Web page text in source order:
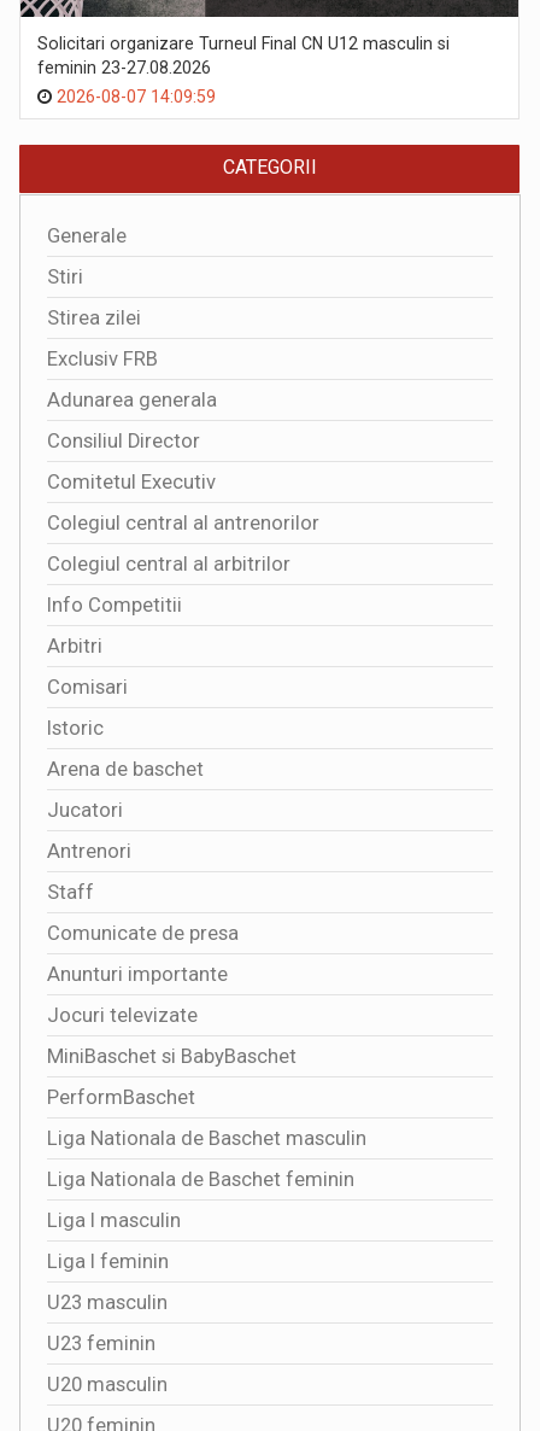
Solicitari organizare Turneul Final CN U12 masculin si
feminin 23-27.08.2026
2026-08-07 14:09:59
CATEGORII
Generale
Stiri
Stirea zilei
Exclusiv FRB
Adunarea generala
Consiliul Director
Comitetul Executiv
Colegiul central al antrenorilor
Colegiul central al arbitrilor
Info Competitii
Arbitri
Comisari
Istoric
Arena de baschet
Jucatori
Antrenori
Staff
Comunicate de presa
Anunturi importante
Jocuri televizate
MiniBaschet si BabyBaschet
PerformBaschet
Liga Nationala de Baschet masculin
Liga Nationala de Baschet feminin
Liga I masculin
Liga I feminin
U23 masculin
U23 feminin
U20 masculin
U20 feminin